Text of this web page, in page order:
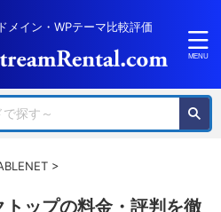
メイン・WPテーマ比較評価
>
ップの料金・評判を徹